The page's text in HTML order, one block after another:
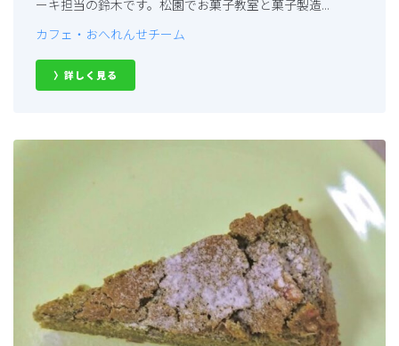
ーキ担当の鈴木です。松園でお菓子教室と菓子製造...
カフェ・おへれんせチーム
〉詳しく見る